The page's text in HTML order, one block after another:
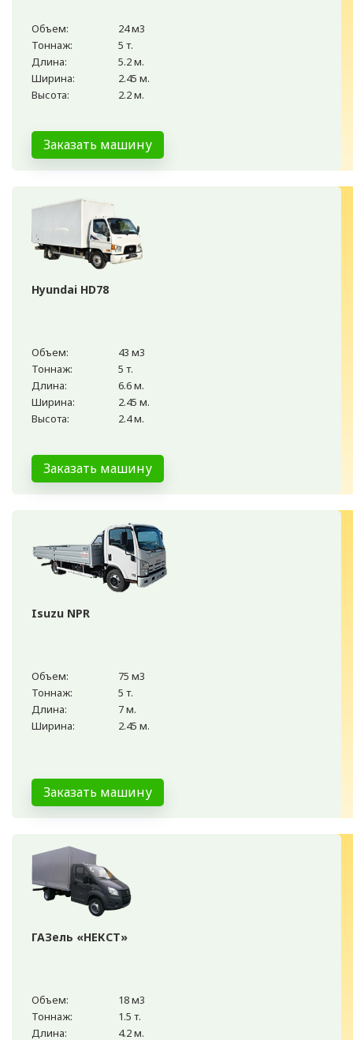
Объем:
24 м3
Тоннаж:
5 т.
Длина:
5.2 м.
Ширина:
2.45 м.
Высота:
2.2 м.
Заказать машину
Hyundai HD78
Объем:
43 м3
Тоннаж:
5 т.
Длина:
6.6 м.
Ширина:
2.45 м.
Высота:
2.4 м.
Заказать машину
Isuzu NPR
Объем:
75 м3
Тоннаж:
5 т.
Длина:
7 м.
Ширина:
2.45 м.
Заказать машину
ГАЗель «НЕКСТ»
Объем:
18 м3
Тоннаж:
1.5 т.
Длина:
4.2 м.